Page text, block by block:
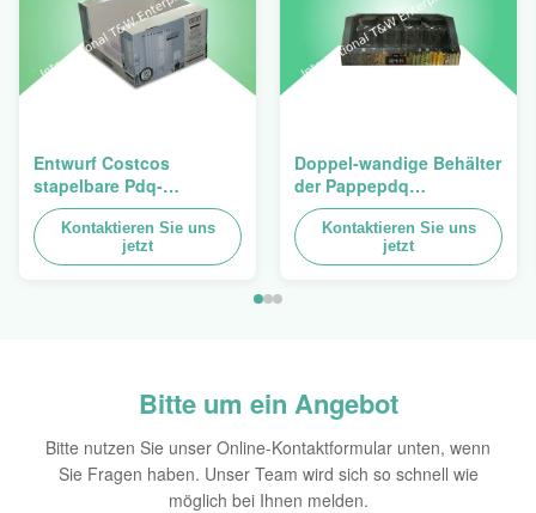
Entwurf Costcos
stapelbare Pdq-
Hochleistungsbehälter
zum Verkauf des
Vorhangs, Last 100kgs
Kontaktieren Sie uns
jetzt
Doppel-wandige Behälter
der Pappepdq
Hochleistungsstackup
für die Förderung von
Gewürzen/von
Kontaktieren Sie uns
jetzt
Bitte um ein Angebot
Bitte nutzen Sie unser Online-Kontaktformular unten, wenn
Sie Fragen haben. Unser Team wird sich so schnell wie
möglich bei Ihnen melden.